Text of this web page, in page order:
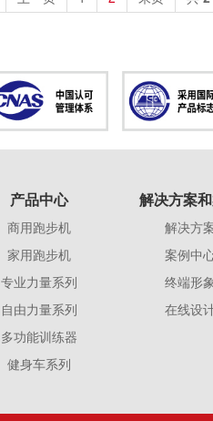
产品中心
商用跑步机
家用跑步机
专业力量系列
自由力量系列
多功能训练器
健身车系列
解决方案
解决方
案例中
终端形象
在线设